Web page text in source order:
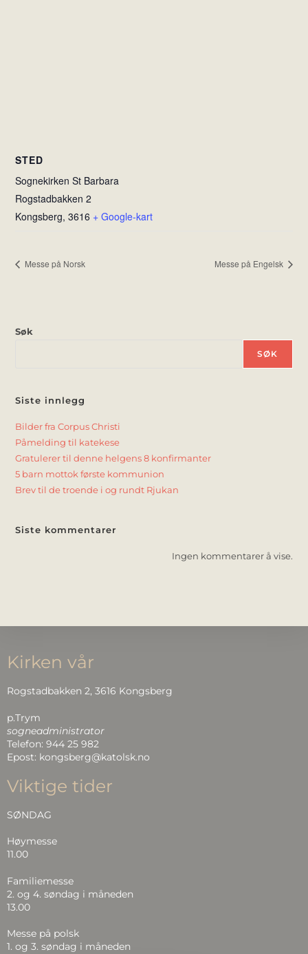
STED
Sognekirken St Barbara
Rogstadbakken 2
Kongsberg, 3616 + Google-kart
Messe på Norsk Messe på Engelsk
Søk
SØK
Siste innlegg
Bilder fra Corpus Christi
Påmelding til katekese
Gratulerer til denne helgens 8 konfirmanter
5 barn mottok første kommunion
Brev til de troende i og rundt Rjukan
Siste kommentarer
Ingen kommentarer å vise.
Kirken vår
Rogstadbakken 2, 3616 Kongsberg
p.Trym
sogneadministrator
Telefon: 944 25 982
Epost: kongsberg@katolsk.no
Viktige tider
SØNDAG
Høymesse
11.00
Familiemesse
2. og 4. søndag i måneden
13.00
Messe på polsk
1. og 3. søndag i måneden